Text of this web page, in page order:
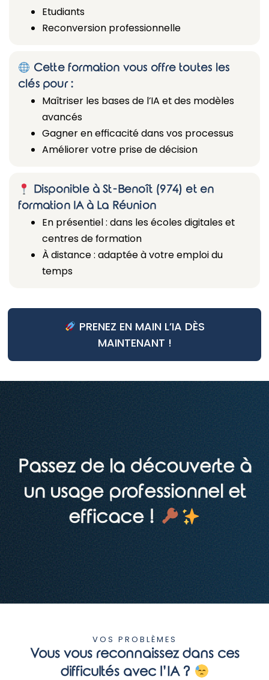
Etudiants
Reconversion professionnelle
Cette formation vous offre toutes les
clés pour :
Maîtriser les bases de l’IA et des modèles
avancés
Gagner en efficacité dans vos processus
Améliorer votre prise de décision
Disponible à St-Benoît (974) et en
formation IA à La Réunion
En présentiel : dans les écoles digitales et
centres de formation
À distance : adaptée à votre emploi du
temps
PRENEZ EN MAIN L’IA DÈS
MAINTENANT !
Passez de la découverte à
un usage professionnel et
efficace !
VOS PROBLÈMES
Vous vous reconnaissez dans ces
difficultés avec l’IA ?